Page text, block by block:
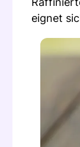
eignet